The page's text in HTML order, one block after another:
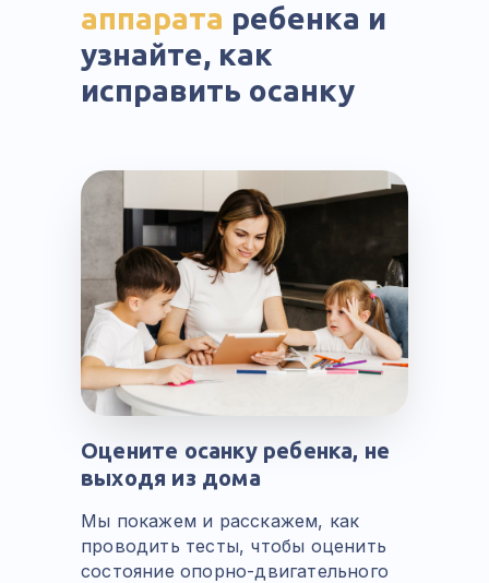
аппарата ребенка и
узнайте, как
исправить осанку
Оцените осанку ребенка, не
выходя из дома
Мы покажем и расскажем, как
проводить тесты, чтобы оценить
состояние опорно-двигательного